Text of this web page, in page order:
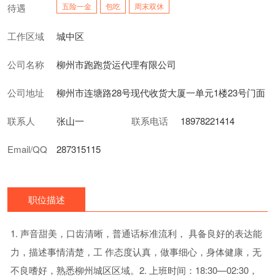
待遇 五险一金 包吃 周末双休
工作区域 城中区
公司名称 柳州市跑跑货运代理有限公司
公司地址 柳州市连塘路28号现代收货大厦一单元1楼23号门面
联系人 张山一 联系电话 18978221414
Email/QQ 287315115
职位描述
1. 声音甜美，口齿清晰，普通话标准流利， 具备良好的表达能
力，描述事情清楚，工 作态度认真，做事细心，身体健康，无
不良嗜好，熟悉柳州城区区域。2. 上班时间：18:30—02:30，